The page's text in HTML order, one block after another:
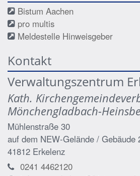
Bistum Aachen
pro multis
Meldestelle Hinweisgeber
Kontakt
Verwaltungszentrum
Kath.
Mönchengladbach-
Mühlenstraße 30
auf dem NEW-Gelände / Gebäude
41812 Erkelenz
0241 4462120